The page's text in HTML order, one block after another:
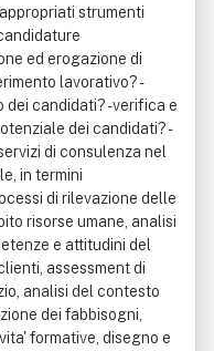
strumenti
ed erogazione di
lavorativo? -
candidati? - verifica e
dei candidati? -
di consulenza nel
in termini
di rilevazione delle
risorse umane, analisi
e attitudini del
assessment di
analisi del contesto
dei fabbisogni,
formative, disegno e